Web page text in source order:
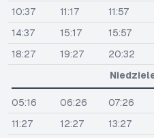
10:37
11:17 11:57
14:37
15:17 15:57
18:27
19:27 20:32
05:16 06:26 07:26
11:27
12:27 13:27